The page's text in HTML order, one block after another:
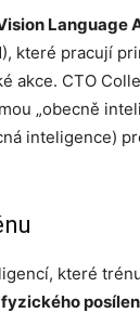
Language
které pracují
akce. CTO
„obecně
inteligence)
které